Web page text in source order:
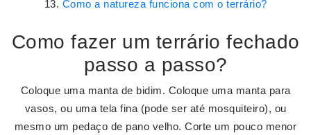
Como a natureza funciona com o terrário?
Como fazer um terrário fechado
passo a passo?
Coloque uma manta de bidim. Coloque uma manta para
vasos, ou uma tela fina (pode ser até mosquiteiro), ou
mesmo um pedaço de pano velho. Corte um pouco menor